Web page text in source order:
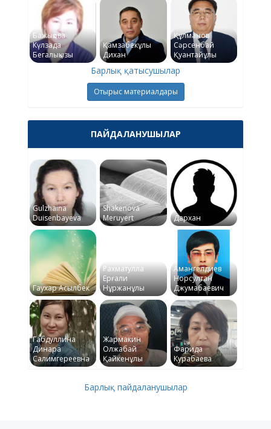
Бажықова
Күлзада
Бегалықызы
Қамзабекұлы
Дихан
Құлманов
Сәрсенбай
Қуантайұлы
Барлық қатысушылар
Отырыс материалдары
ПАЙДАЛАНУШЫЛАР
Gulzhaina
Duisenbayeva
Shakenova
Meruyert
Дархан
Гаухар Асылбек
Рахматулла
Ерғали
Нұржанұлы
Амангелдиев
Норсултан
Джумабаевич
Габдуллина
Динара
Салимгереевна
Жармакин
Олжабай
Қайкенұлы
Фарида
Курабаева
Барлық пайдаланушылар